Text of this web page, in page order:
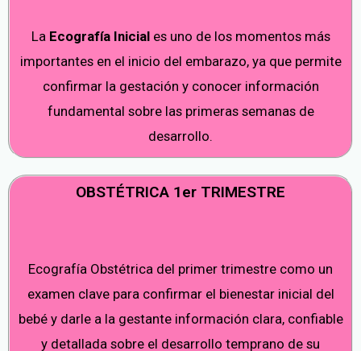
La Ecografía Iniciales uno de los momentos más
importantes en el inicio del embarazo, ya que permite
confirmar la gestación y conocer información
fundamental sobre las primeras semanas de
desarrollo.
OBSTÉTRICA 1er TRIMESTRE
Ecografía Obstétrica del primer trimestre como un
examen clave para confirmar el bienestar inicial del
bebé y darle a la gestante información clara, confiable
y detallada sobre el desarrollo temprano de su